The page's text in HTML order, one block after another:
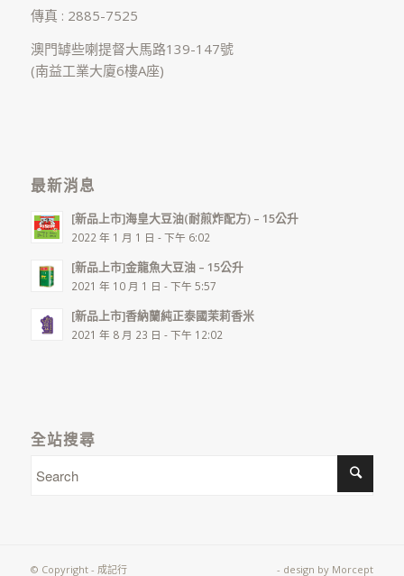
傳真 : 2885-7525
澳門罅些喇提督大馬路139-147號
(南益工業大廈6樓A座)
最新消息
[新品上市]海皇大豆油(耐煎炸配方) – 15公升
2022 年 1 月 1 日 - 下午 6:02
[新品上市]金龍魚大豆油 – 15公升
2021 年 10 月 1 日 - 下午 5:57
[新品上市]香納蘭純正泰國茉莉香米
2021 年 8 月 23 日 - 下午 12:02
全站搜尋
© Copyright - 成記行 - design by Morcept